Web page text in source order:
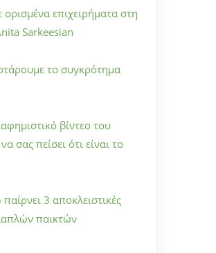
επιχειρήματα στη
Sarkeesian
το συγκρότημα
βίντεο του
σας πείσει ότι είναι το
3 αποκλειστικές
παικτών